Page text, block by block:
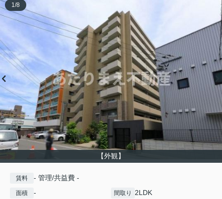
【外観】
1/8
賃料 - 管理/共益費 -
面積 - 間取り 2LDK